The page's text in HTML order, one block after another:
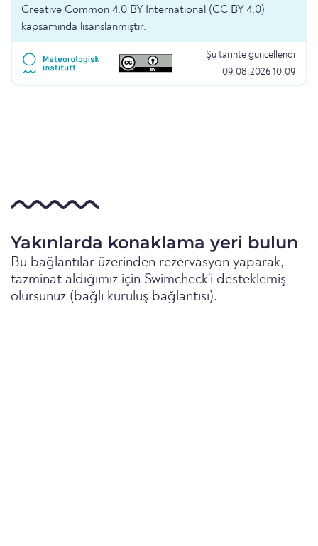
Creative Common 4.0 BY International (CC BY 4.0)
kapsamında lisanslanmıştır.
Şu tarihte güncellendi
09.08.2026 10:09
Yakınlarda konaklama yeri bulun
Bu bağlantılar üzerinden rezervasyon yaparak,
tazminat aldığımız için Swimcheck'i desteklemiş
olursunuz (bağlı kuruluş bağlantısı).